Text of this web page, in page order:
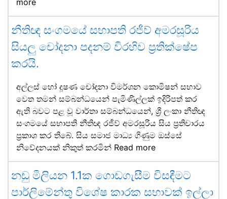
නීතිඥ සංගමයේ සභාපති රජීව් අමරසූරිය
සියලු චෝදනා පදනම් විරහිව ප්‍රතික්ෂේප
කරයි.
අල්ලස් හෝ දූෂණ චෝදනා විමර්ශන කොමිෂන් සභාව
වෙත තමන් සම්බන්ධයෙන් පැමිණිල්ලක් ඉදිරිපත් කර
ඇති බවට පළ වූ වාර්තා සම්බන්ධයෙන්, ශ්‍රී ලංකා නීතිඥ
සංගමයේ සභාපති නීතිඥ රජීව් අමරසූරිය සිය ප්‍රතිචාරය
ප්‍රකාශ කර තිබේ. සිය සමාජ මාධ්‍ය ගිණුම ඔස්සේ
නිවේදනයක් නිකුත් කරමින් Read more
නඩු මිලියන 1.1ක ගොඩගැසීම විසඳීමට
පාර්ලිමේන්තු විශේෂ කාරක සභාවක් ඉල්ලා